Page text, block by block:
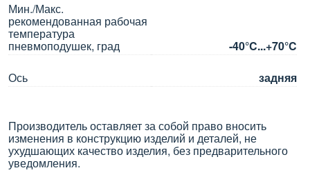
Мин./Макс.
рекомендованная рабочая
температура
пневмоподушек, град
-40°C...+70°C
Ось
задняя
Производитель оставляет за собой право вносить
изменения в конструкцию изделий и деталей, не
ухудшающих качество изделия, без предварительного
уведомления.